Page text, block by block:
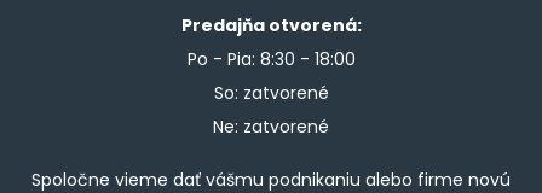
Predajňa otvorená:
Po - Pia: 8:30 - 18:00
So: zatvorené
Ne: zatvorené
Spoločne vieme dať vášmu podnikaniu alebo firme novú